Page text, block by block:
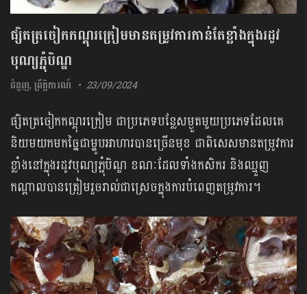
ផ្សិតត្រចៀកកណ្ដុរក្រៀមមានតម្រូវការកាន់តែខ្លាំងក្នុងរដូវ
បុណ្យភ្ជុំបិណ្ឌ
ជំនួញ,ព្រឹត្តិការណ៍ 23/09/2024
ផ្សិតត្រចៀកកណ្ដុរក្រៀម ជាប្រភេទបន្លែសម្ងួតមួយប្រភេទដែលគេ
និយមយកមកច្នៃជាម្ហូបអាហារបានច្រើនមុខ ជាពិសេសមានតម្រូវការ
ខ្លាំងនៅក្នុងរដូវបុណ្យភ្ជុំបិណ្ឌ ខណៈដែលទាំងកសិករ និងឈ្មួញ
កណ្តាលបានត្រៀមរួចរាល់ជាស្រេចក្នុងការបំពេញតម្រូវការ។